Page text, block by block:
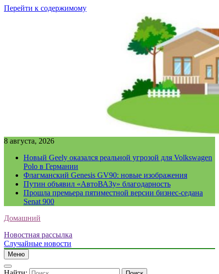
Перейти к содержимому
8 августа, 2026
Новый Geely оказался реальной угрозой для Volkswagen
Polo в Германии
Флагманский Genesis GV90: новые изображения
Путин объявил «АвтоВАЗу» благодарность
Прошла премьера пятиместной версии бизнес-седана
Senat 900
Домашний
Новостная рассылка
Случайные новости
Меню